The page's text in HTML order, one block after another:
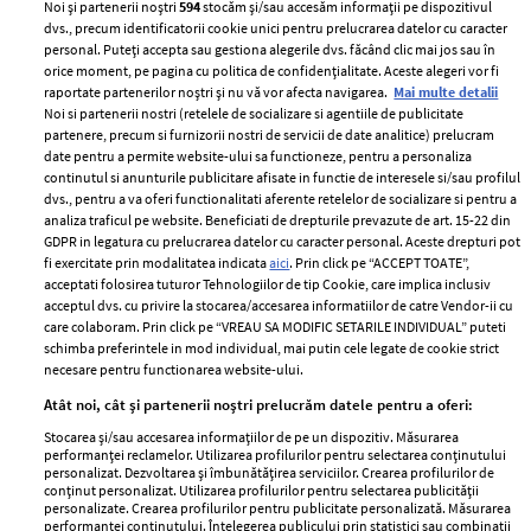
ELLE Style Awards
2024
Despre ELLE
Romania
Contact
Abonamente
Termeni si conditii
Politica de
confidențialitate
Politica de cookies
Publicitate
GSP
Unica
Baby
femei
Viva
Avantaje
Retete practice
Noi și partenerii noștri594stocăm și/sau accesăm informații pe dispozitivul
dvs., precum identificatorii cookie unici pentru prelucrarea datelor cu caracter
personal. Puteți accepta sau gestiona alegerile dvs. făcând clic mai jos sau în
orice moment, pe pagina cu politica de confidențialitate. Aceste alegeri vor fi
raportate partenerilor noștri și nu vă vor afecta navigarea. Mai multe detalii
Noi si partenerii nostri (retelele de socializare si agentiile de publicitate
partenere, precum si furnizorii nostri de servicii de date analitice) prelucram
date pentru a permite website-ului sa functioneze, pentru a personaliza
continutul si anunturile publicitare afisate in functie de interesele si/sau profilul
dvs., pentru a va oferi functionalitati aferente retelelor de socializare si pentru a
analiza traficul pe website. Beneficiati de drepturile prevazute de art. 15-22 din
GDPR in legatura cu prelucrarea datelor cu caracter personal. Aceste drepturi pot
fi exercitate prin modalitatea indicataaici. Prin click pe “ACCEPT TOATE”,
acceptati folosirea tuturor Tehnologiilor de tip Cookie, care implica inclusiv
acceptul dvs. cu privire la stocarea/accesarea informatiilor de catre Vendor-ii cu
care colaboram. Prin click pe “VREAU SA MODIFIC SETARILE INDIVIDUAL” puteti
schimba preferintele in mod individual, mai putin cele legate de cookie strict
necesare pentru functionarea website-ului.
Atât noi, cât și partenerii noștri prelucrăm datele pentru a oferi:
Stocarea și/sau accesarea informațiilor de pe un dispozitiv. Măsurarea
performanței reclamelor. Utilizarea profilurilor pentru selectarea conținutului
personalizat. Dezvoltarea și îmbunătățirea serviciilor. Crearea profilurilor de
conținut personalizat. Utilizarea profilurilor pentru selectarea publicității
personalizate. Crearea profilurilor pentru publicitate personalizată. Măsurarea
performanței conținutului. Înțelegerea publicului prin statistici sau combinații